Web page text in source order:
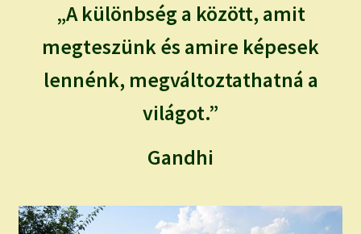
IRATKOZZ FEL A VIDEÓ CSATORNÁNKRA!
TAROT ELEMZÉS MEGRENDELÉSE LIMITÁLT!
„A különbség a között, amit
megteszünk és amire képesek
lennénk, megváltoztathatná a
világot.”
Gandhi